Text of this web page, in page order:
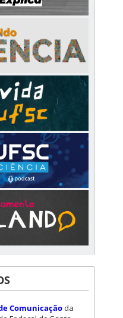
Comunicação da